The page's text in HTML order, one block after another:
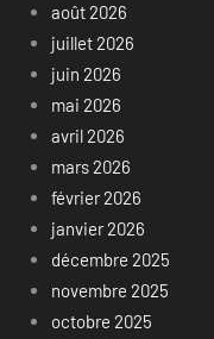
août 2026
juillet 2026
juin 2026
mai 2026
avril 2026
mars 2026
février 2026
janvier 2026
décembre 2025
novembre 2025
octobre 2025